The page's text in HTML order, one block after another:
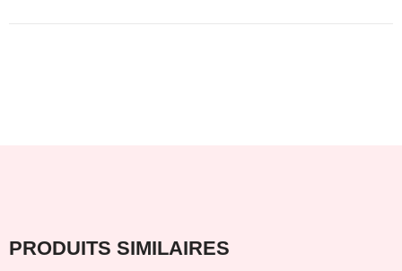
PRODUITS SIMILAIRES